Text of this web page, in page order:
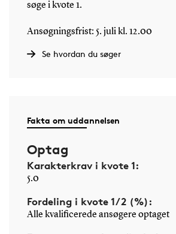
søge i kvote 1.
Ansøgningsfrist: 5. juli kl. 12.00
Se hvordan du søger
Fakta om uddannelsen
Optag
Karakterkrav i kvote 1:
5.0
Fordeling i kvote 1/2 (%):
Alle kvalificerede ansøgere optaget